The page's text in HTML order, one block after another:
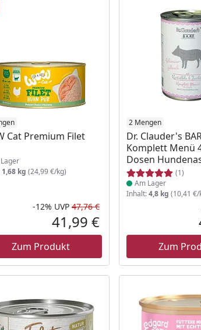
Cat Premium Filet
am Lager
1,68 kg (24,99 €/kg)
Rabatt in Prozent
-12%
Ursprünglicher Preis
UVP 47,76 €
Aktueller Preis
41,99 €
Zum Produkt
2 Mengen
Dr. Clauder's
Komplett Menü
Dosen
(1)
Produkt am Lager
Am Lager
Inhalt:4,8 kg (10,41 €/
Zum